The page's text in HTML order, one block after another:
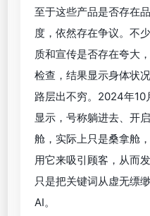
至于这些产品是否存在
度，依然存在争议。不
质和宣传是否存在夸大
检查，结果显示身体状
路层出不穷。2024年10
显示，号称躺进去、开
舱，实际上只是桑拿舱
用它来吸引顾客，从而
只是把关键词从虚无缥
AI。